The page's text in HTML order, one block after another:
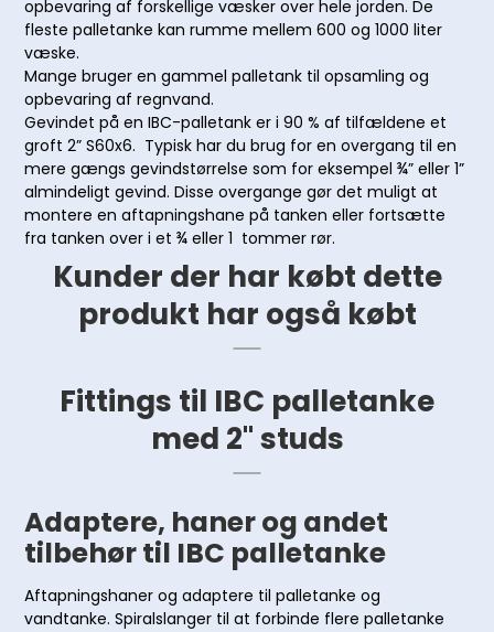
opbevaring af forskellige væsker over hele jorden. De
fleste palletanke kan rumme mellem 600 og 1000 liter
væske.
Mange bruger en gammel palletank til opsamling og
opbevaring af regnvand.
Gevindet på en IBC-palletank er i 90 % af tilfældene et
groft 2” S60x6. Typisk har du brug for en overgang til en
mere gængs gevindstørrelse som for eksempel ¾” eller 1”
almindeligt gevind. Disse overgange gør det muligt at
montere en aftapningshane på tanken eller fortsætte
fra tanken over i et ¾ eller 1 tommer rør.
Kunder der har købt dette
produkt har også købt
Fittings til IBC palletanke
med 2" studs
Adaptere, haner og andet
tilbehør til IBC palletanke
Aftapningshaner og adaptere til palletanke og
vandtanke. Spiralslanger til at forbinde flere palletanke